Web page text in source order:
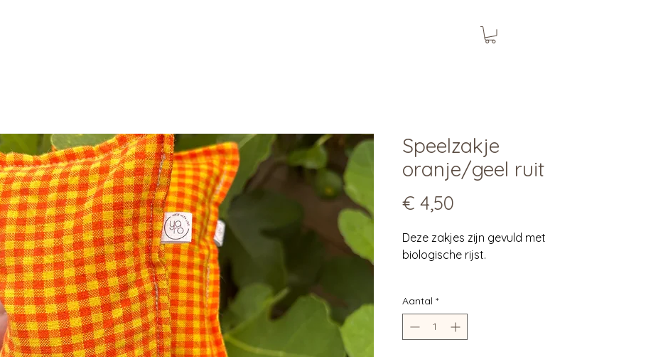
Speelzakje
oranje/geel ruit
€ 4,50Prijs
Deze zakjes zijn gevuld met
biologische rijst.
restmateriaal en gevuld met
biologische pitten zijn geweldig
duurzaam en creatief speelgoed voor
Aantal *